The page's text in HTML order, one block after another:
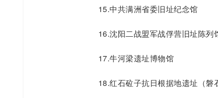
15.中共满洲省委旧址纪念馆
16.沈阳二战盟军战俘营旧址陈列
17.牛河梁遗址博物馆
18.红石砬子抗日根据地遗址（磐